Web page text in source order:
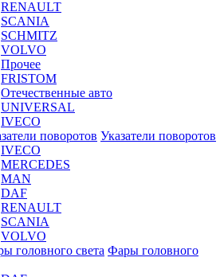
RENAULT
SCANIA
SCHMITZ
VOLVO
Прочее
FRISTOM
Отечественные авто
UNIVERSAL
IVECO
Указатели поворотов
IVECO
MERCEDES
MAN
DAF
RENAULT
SCANIA
VOLVO
Фары головного